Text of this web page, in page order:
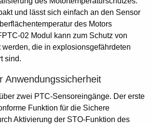
und lässt sich einfach an den Sensor
des Motors
02 Modul kann zum Schutz von
werden, die in explosionsgefährdeten
sind.
Anwendungssicherheit
zwei PTC-Sensoreingänge. Der erste
Funktion für die Sichere
Aktivierung der STO-Funktion des